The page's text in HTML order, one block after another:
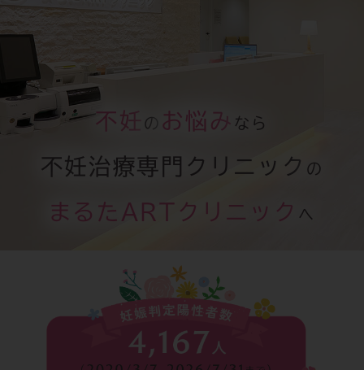
不妊 の お悩み なら
不妊治療専門クリニック の
まるたARTクリニック へ